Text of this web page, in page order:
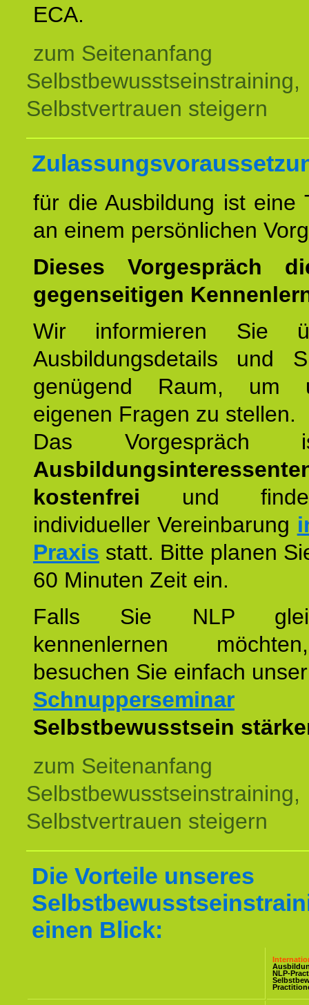
ECA.
zum Seitenanfang
Selbstbewusstseinstraining,
Selbstvertrauen steigern
für die Ausbildung ist eine
an einem persönlichen
Dieses Vorgespräch
gegenseitigen
Wir informieren Sie
Ausbildungsdetails und
genügend Raum, um
eigenen Fragen zu stellen.
Das
kostenfrei und
individueller Vereinbarung
Praxis statt. Bitte planen
60 Minuten Zeit ein.
Falls Sie NLP
kennenlernen
besuchen Sie einfach unser
Schnupperseminar
Selbstbewusstsein
zum Seitenanfang
Selbstbewusstseinstraining,
Selbstvertrauen steigern
Die Vorteile unseres
einen Blick:
NLP-